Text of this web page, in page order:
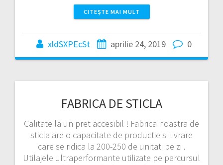
CITEȘTE MAI MULT
xldSXPEcSt aprilie 24, 2019 0
FABRICA DE STICLA
Calitate la un pret accesibil ! Fabrica noastra de
sticla are o capacitate de productie si livrare
care se ridica la 200-250 de unitati pe zi .
Utilajele ultraperformante utilizate pe parcursul